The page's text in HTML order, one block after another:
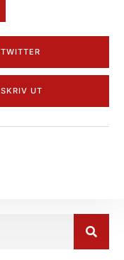
TWITTER
SKRIV UT